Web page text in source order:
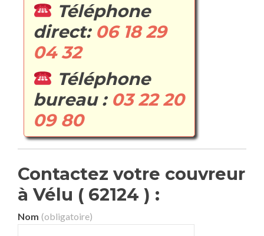
Téléphone
direct: 06 18 29
04 32
Téléphone
bureau : 03 22 20
09 80
Contactez votre couvreur
à Vélu ( 62124 ) :
Nom (obligatoire)